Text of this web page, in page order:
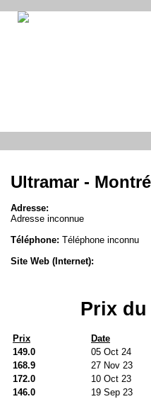
Ultramar -
Adresse:
Adresse inconnue
Téléphone: Téléphone inconnu
Site Web (Internet):
Prix du
Prix Date
149.0
05 Oct 24
168.9
27 Nov 23
172.0
10 Oct 23
146.0
19 Sep 23